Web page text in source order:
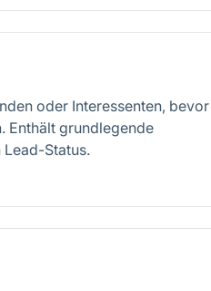
oder Interessenten, bevor
Enthält grundlegende
Status.